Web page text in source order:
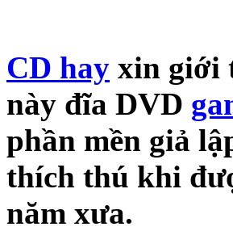
CD hay xin giới
này đĩa DVD
phần mền giả
thích thú khi
năm xưa.